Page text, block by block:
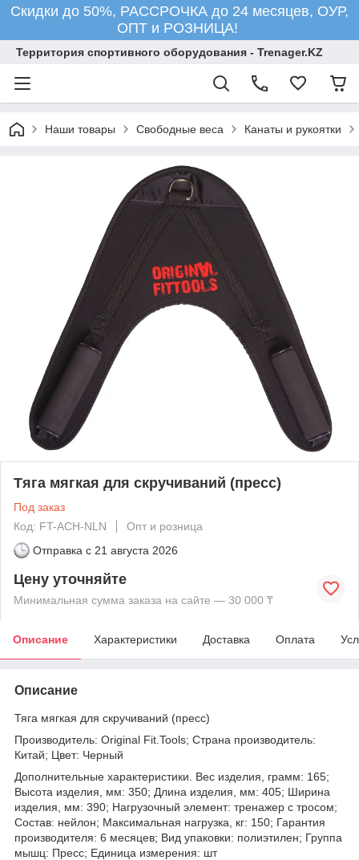
Скидки до 50%, РАССРОЧКА до 24 месяцев, ОУР,
ОПТ и РОЗНИЦА!
Территория спортивного оборудования - Trenager.KZ
Наши товары Свободные веса Канаты и рукоятки
Тяга мягкая для скручиваний (пресс)
Под заказ
Код: FT-ACH-NLN
Опт и розница
Отправка с 21 августа 2026
Цену уточняйте
Минимальная сумма заказа на сайте — 30 000 ₸
Описание Характеристики Доставка Оплата
Описание
Тяга мягкая для скручиваний (пресс)
Производитель: Original Fit.Tools; Страна производитель:
Китай; Цвет: Черный
Дополнительные характеристики. Вес изделия, грамм: 165;
Высота изделия, мм: 350; Длина изделия, мм: 405; Ширина
изделия, мм: 390; Нагрузочный элемент: тренажер с тросом;
Состав: нейлон; Максимальная нагрузка, кг: 150; Гарантия
производителя: 6 месяцев; Вид упаковки: полиэтилен; Группа
мышц: Пресс; Единица измерения: шт